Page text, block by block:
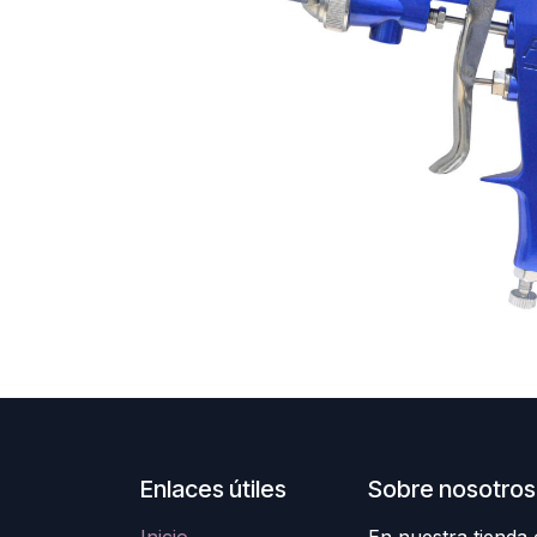
Enlaces útiles Sobre nosotros